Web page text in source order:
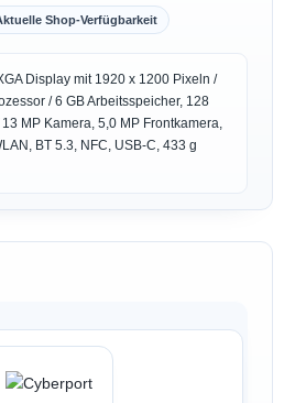
Shop-Verfügbarkeit
Display mit 1920 x 1200 Pixeln /
/ 6 GB Arbeitsspeicher, 128
MP Kamera, 5,0 MP Frontkamera,
BT 5.3, NFC, USB-C, 433 g